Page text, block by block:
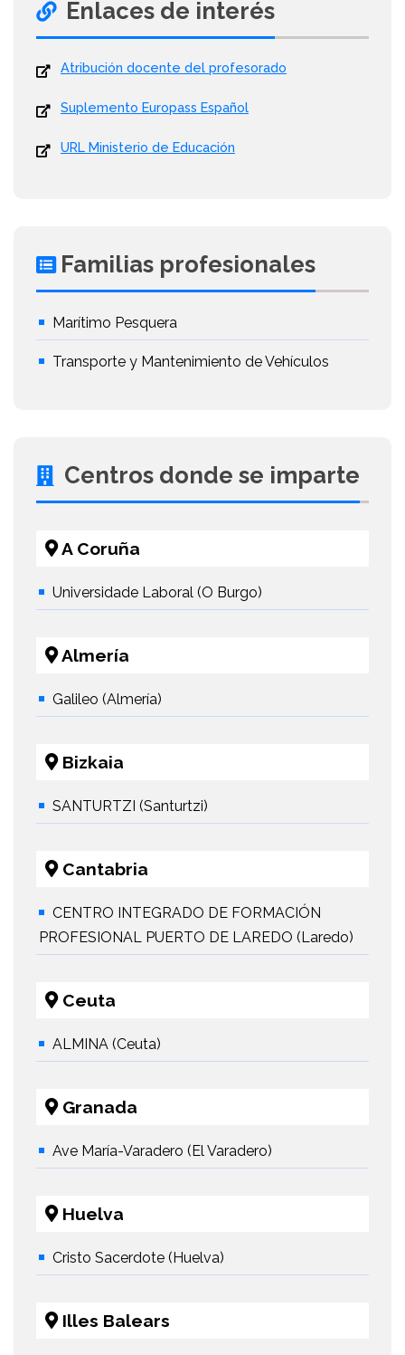
Enlaces de interés
Atribución docente del profesorado
Suplemento Europass Español
URL Ministerio de Educación
Familias profesionales
Marítimo Pesquera
Transporte y Mantenimiento de Vehículos
Centros donde se imparte
A Coruña
Universidade Laboral (O Burgo)
Almería
Galileo (Almería)
Bizkaia
SANTURTZI (Santurtzi)
Cantabria
CENTRO INTEGRADO DE FORMACIÓN
PROFESIONAL PUERTO DE LAREDO (Laredo)
Ceuta
ALMINA (Ceuta)
Granada
Ave María-Varadero (El Varadero)
Huelva
Cristo Sacerdote (Huelva)
Illes Balears